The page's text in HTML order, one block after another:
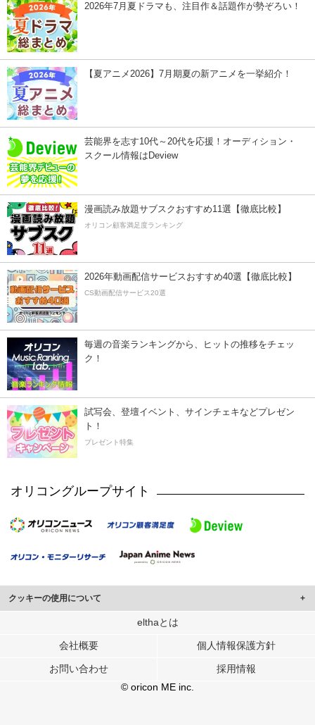
2026年7月夏ドラマも、注目作＆話題作が勢ぞろい！
【夏アニメ2026】7月期夏の新アニメを一挙紹介！
芸能界を志す10代～20代を応援！オーディション・
スクール情報はDeview
漫画読み放題サブスクおすすめ11選【徹底比較】
オリコン顧客満足度ランキング
2026年動画配信サービスおすすめ40選【徹底比較】
CS動画配信サービス20選
毎週の音楽ランキングから、ヒットの推移をチェッ
ク！
試写会、登壇イベント、サインチェキなどプレゼン
ト！
プレゼント特集
オリコングループサイト
クッキーの使用について
このサイトでは Cookie を使用して、ユーザーに合わせたコンテンツや広告の
行っています。
メディアや広告配信、データ解析の各パートナーに提供しています。
各パートナーは、この情報とユーザーが各パートナーに提供した他の情報や、
ユーザーが各パートナーのサービスを使用したときに収集した他の情報を組み
elthaとは
会社概要 個人情報保護方針
お問い合わせ
採用情報
© oricon ME inc.